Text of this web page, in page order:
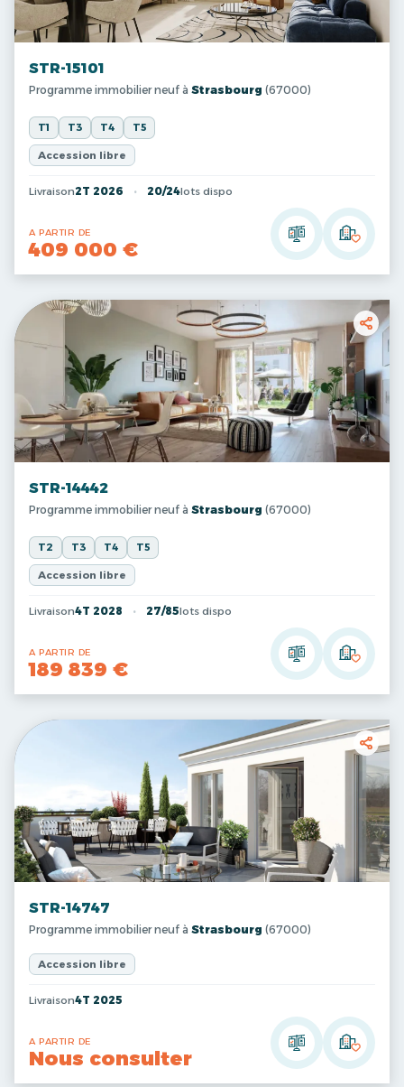
STR-15101
Programme immobilier neuf à Strasbourg (67000)
T1 T3 T4 T5
Accession libre
Livraison2T 2026 20/24lots dispo
A PARTIR DE
409 000 €
STR-14442
Programme immobilier neuf à Strasbourg (67000)
T2 T3 T4 T5
Accession libre
Livraison4T 2028 27/85lots dispo
A PARTIR DE
189 839 €
STR-14747
Programme immobilier neuf à Strasbourg (67000)
Accession libre
Livraison4T 2025
A PARTIR DE
Nous consulter